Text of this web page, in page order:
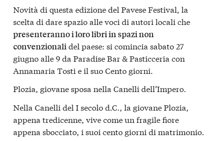
Novità di questa edizione del Pavese Festival, la
scelta di dare spazio alle voci di autori locali che
presenteranno i loro libri in spazi non
convenzionalidel paese: si comincia sabato 27
giugno alle 9 da Paradise Bar & Pasticceria con
Annamaria Tosti e il suo Cento giorni.
Plozia, giovane sposa nella Canelli dell’Impero.
Nella Canelli del I secolo d.C., la giovane Plozia,
appena tredicenne, vive come un fragile fiore
appena sbocciato, i suoi cento giorni di matrimonio.